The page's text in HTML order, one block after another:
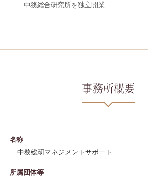
中務総合研究所を独立開業
事務所概要
名称
中務総研マネジメントサポート
所属団体等